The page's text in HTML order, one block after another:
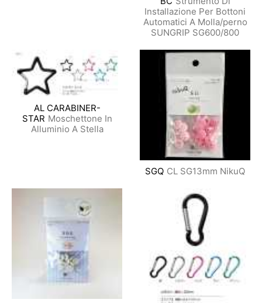
Installazione Per Bottoni
Automatici A Molla/perno
SUNGRIP SG600/800
AL CARABINER-
STAR Moschettone In
Alluminio A Stella
SGQ CL SG13mm NikuQ